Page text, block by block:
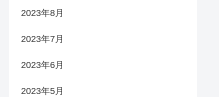
2023年8月
2023年7月
2023年6月
2023年5月